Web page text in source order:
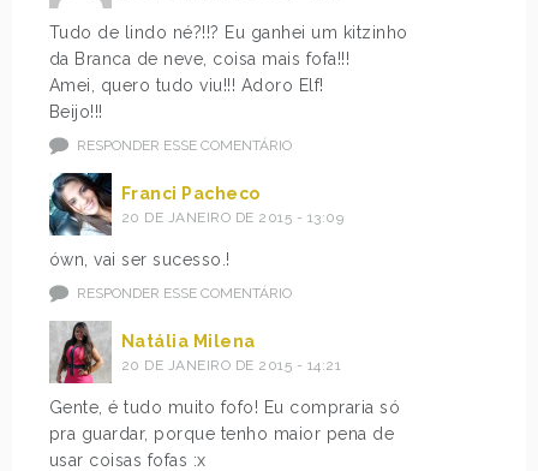
Tudo de lindo né?!!? Eu ganhei um kitzinho
da Branca de neve, coisa mais fofa!!!
Amei, quero tudo viu!!! Adoro Elf!
Beijo!!!
RESPONDER ESSE COMENTÁRIO
Franci Pacheco
20 DE JANEIRO DE 2015 - 13:09
ówn, vai ser sucesso.!
RESPONDER ESSE COMENTÁRIO
Natália Milena
20 DE JANEIRO DE 2015 - 14:21
Gente, é tudo muito fofo! Eu compraria só
pra guardar, porque tenho maior pena de
usar coisas fofas :x